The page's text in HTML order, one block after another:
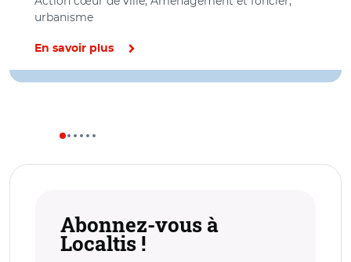
urbanisme
En savoir plus
Abonnez-vous à
Localtis !